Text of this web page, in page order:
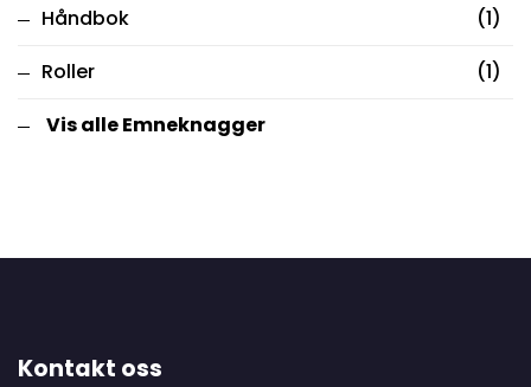
Håndbok
(1)
Roller
(1)
Vis alle Emneknagger
Kontakt oss